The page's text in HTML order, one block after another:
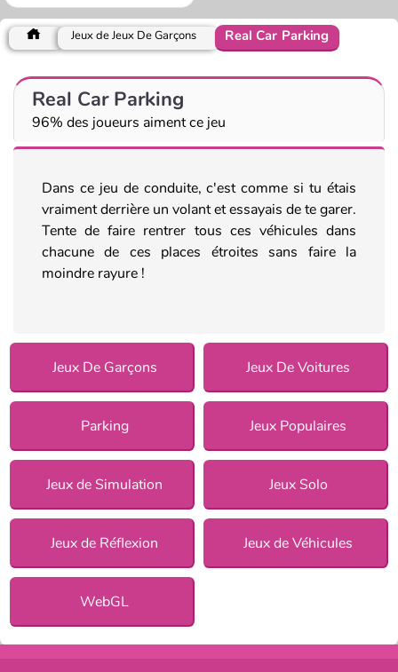
Jeux de Jeux De Garçons Real Car Parking
Real Car Parking
96% des joueurs aiment ce jeu
Dans ce jeu de conduite, c'est comme si tu étais
vraiment derrière un volant et essayais de te garer.
Tente de faire rentrer tous ces véhicules dans
chacune de ces places étroites sans faire la
moindre rayure !
Jeux De Garçons Jeux De Voitures
Parking Jeux Populaires
Jeux de Simulation Jeux Solo
Jeux de Réflexion Jeux de Véhicules
WebGL